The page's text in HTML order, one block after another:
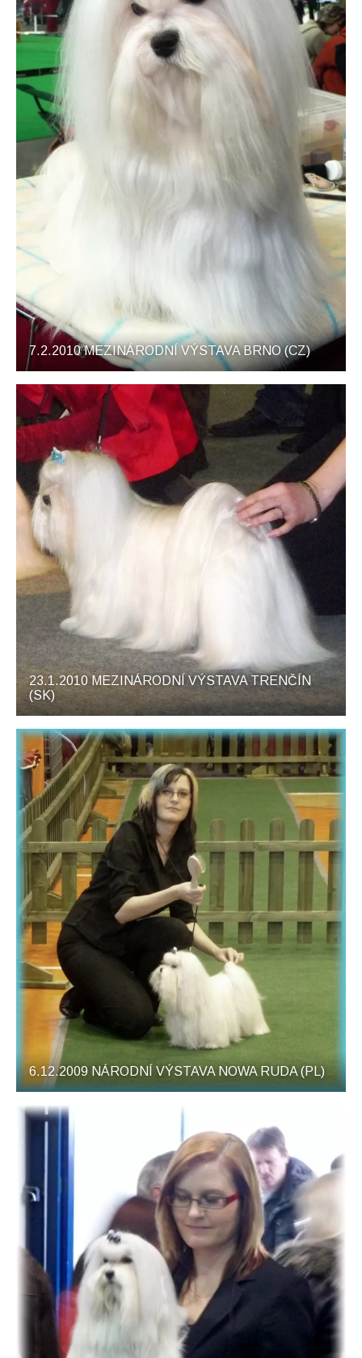
7.2.2010 MEZINÁRODNÍ VÝSTAVA BRNO (CZ)
23.1.2010 MEZINÁRODNÍ VÝSTAVA TRENČÍN
(SK)
6.12.2009 NÁRODNÍ VÝSTAVA NOWA RUDA (PL)